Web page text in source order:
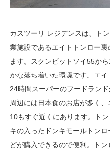
カスツーリ レジデンスは、ト
業施設であるエイトトンロー
ます。スクンビットソイ55か
かな落ち着いた環境です。エイ
24時間スーパーのフードラン
周辺には日本食のお店が多く
10もすぐ近くにあります。ト
キの入ったドンキモールトン
どが購入できるので便利。ト